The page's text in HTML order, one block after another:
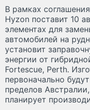
В рамках
Hyzon поставит 10
элементах для
автомобилей на
установит
энергии от
Fortescue, Perth.
первоначально
пределов
планирует